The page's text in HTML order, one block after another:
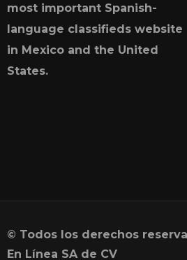
most important Spanish-
language classifieds website
in Mexico and the United
States.
© Todos los derechos
En Línea SA de CV